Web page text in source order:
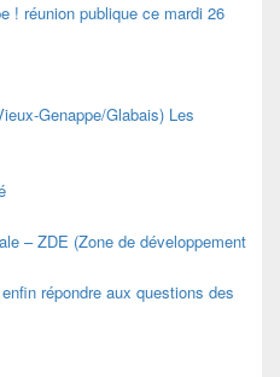
! réunion publique ce mardi 26
Genappe/Glabais) Les
– ZDE (Zone de développement
répondre aux questions des